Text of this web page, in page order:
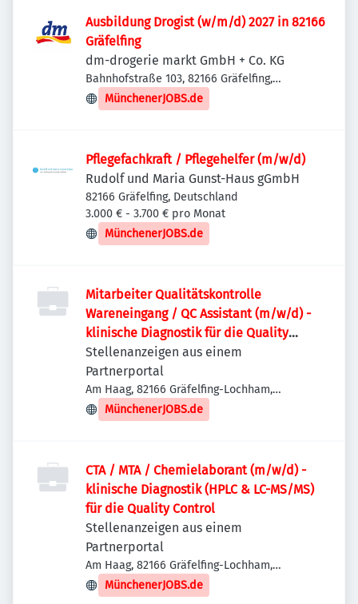
Ausbildung Drogist (w/m/d) 2027 in 82166
Gräfelfing
dm-drogerie markt GmbH + Co. KG
Bahnhofstraße 103, 82166 Gräfelfing,
Deutschland
MünchenerJOBS.de
Pflegefachkraft / Pflegehelfer (m/w/d)
Rudolf und Maria Gunst-Haus gGmbH
82166 Gräfelfing, Deutschland
3.000 € - 3.700 € pro Monat
MünchenerJOBS.de
Mitarbeiter Qualitätskontrolle
Wareneingang / QC Assistant (m/w/d) -
klinische Diagnostik für die Quality
Control
Stellenanzeigen aus einem
Partnerportal
Am Haag, 82166 Gräfelfing-Lochham,
Deutschland
MünchenerJOBS.de
CTA / MTA / Chemielaborant (m/w/d) -
klinische Diagnostik (HPLC & LC-MS/MS)
für die Quality Control
Stellenanzeigen aus einem
Partnerportal
Am Haag, 82166 Gräfelfing-Lochham,
Deutschland
MünchenerJOBS.de